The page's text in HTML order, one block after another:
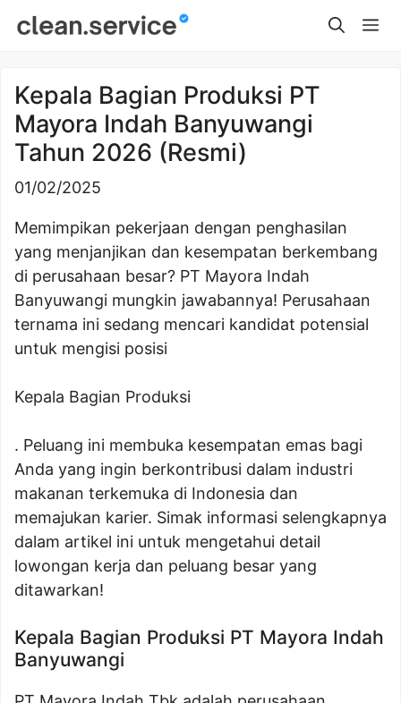
Kepala Bagian Produksi PT
Mayora Indah Banyuwangi
Tahun 2026 (Resmi)
01/02/2025
Memimpikan pekerjaan dengan penghasilan
yang menjanjikan dan kesempatan berkembang
di perusahaan besar? PT Mayora Indah
Banyuwangi mungkin jawabannya! Perusahaan
ternama ini sedang mencari kandidat potensial
untuk mengisi posisi
Kepala Bagian Produksi
. Peluang ini membuka kesempatan emas bagi
Anda yang ingin berkontribusi dalam industri
makanan terkemuka di Indonesia dan
memajukan karier. Simak informasi selengkapnya
dalam artikel ini untuk mengetahui detail
lowongan kerja dan peluang besar yang
ditawarkan!
Kepala Bagian Produksi PT Mayora Indah
Banyuwangi